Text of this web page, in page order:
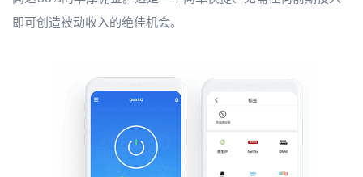
即可创造被动收入的绝佳机会。